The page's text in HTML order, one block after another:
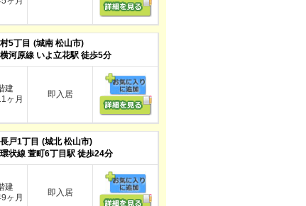
5丁目 (城南 松山市)
河原線 いよ立花駅 徒歩5分
建
ヶ月
即入居
戸1丁目 (城北 松山市)
状線 萱町6丁目駅 徒歩24分
建
ヶ月
即入居